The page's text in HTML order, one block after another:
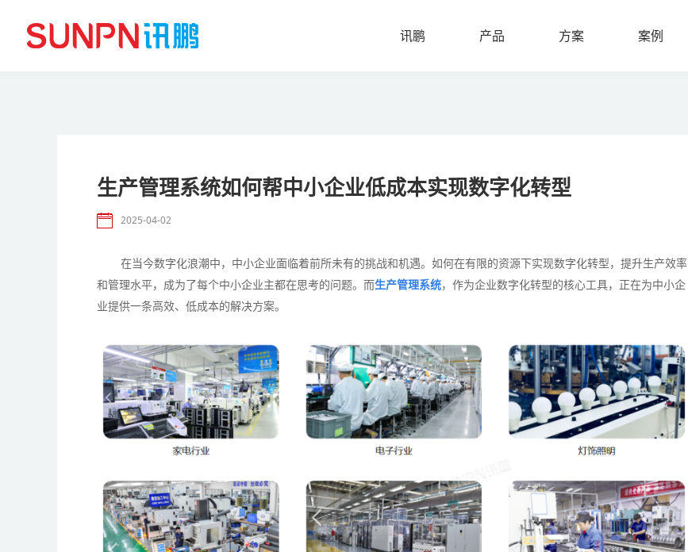
讯鹏
产品
方案
案例
生产管理系统如何帮中小企业低成本实现数字化转型
2025-04-02
在当今数字化浪潮中，中小企业面临着前所未有的挑战和机遇。如何在有限的资源下实现数字化转型，提升生产效率
和管理水平，成为了每个中小企业主都在思考的问题。而生产管理系统，作为企业数字化转型的核心工具，正在为中小企
业提供一条高效、低成本的解决方案。